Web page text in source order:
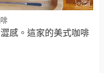
感。這家的美式咖啡